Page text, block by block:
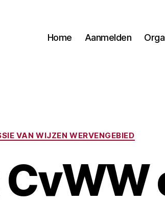
Home Aanmelden
Categorieën
VAN WIJZEN WERVENGEBIED